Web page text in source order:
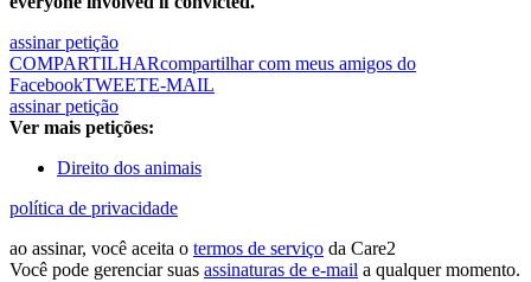
assinar petição
COMPARTILHARcompartilhar com meus amigos do
FacebookTWEETE-MAIL
assinar petição
Ver mais petições:
Direito dos animais
política de privacidade
ao assinar, você aceita o termos de serviço da Care2
Você pode gerenciar suas assinaturas de e-mail a qualquer momento.